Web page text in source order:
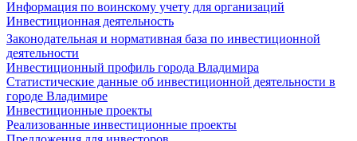
Информация по воинскому учету для организаций
Инвестиционная деятельность
Законодательная и нормативная база по инвестиционной
деятельности
Инвестиционный профиль города Владимира
Статистические данные об инвестиционной деятельности в
городе Владимире
Инвестиционные проекты
Реализованные инвестиционные проекты